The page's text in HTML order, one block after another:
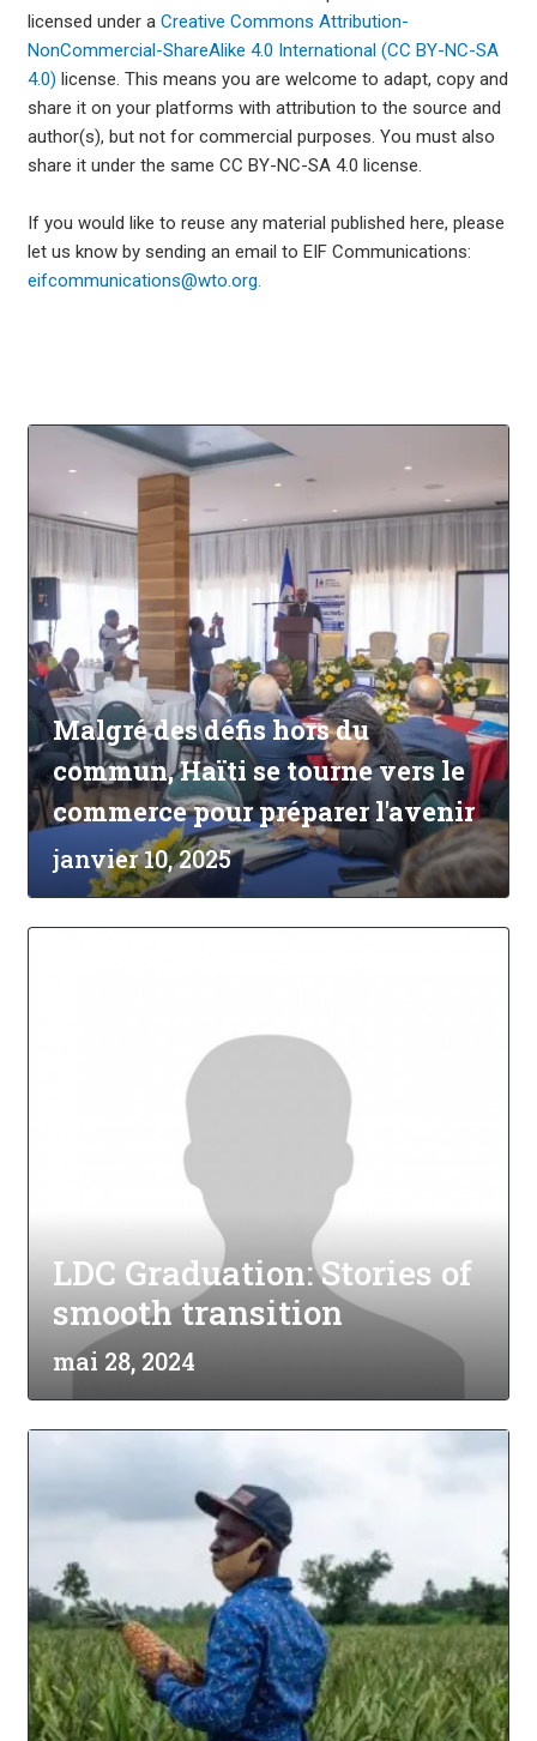
licensed under a Creative Commons Attribution-
NonCommercial-ShareAlike 4.0 International (CC BY-NC-SA
4.0) license. This means you are welcome to adapt, copy and
share it on your platforms with attribution to the source and
author(s), but not for commercial purposes. You must also
share it under the same CC BY-NC-SA 4.0 license.
If you would like to reuse any material published here, please
let us know by sending an email to EIF Communications:
eifcommunications@wto.org.
Malgré des défis hors du
commun, Haïti se tourne vers le
commerce pour préparer l'avenir
janvier 10, 2025
LDC Graduation: Stories of
smooth transition
mai 28, 2024